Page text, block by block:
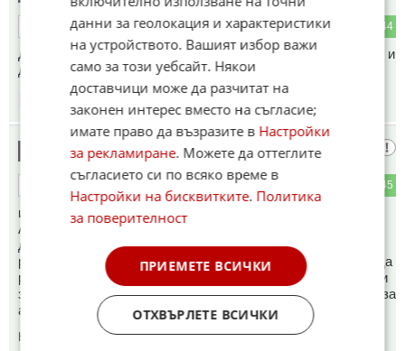
44
ОТГОВОР
Да сравним данъците когато сме били под търско робство и
данъците сега, да не се окаже че сега е по лошо ?
лицемерен чужд агент
45
искам първо вълросния Ганев от ИПИ който е на
АМЕРИКАНСКА заплата, сиреч американския
данъкоплатец му плаща плюс Сорос, да обясни защо
работи за чужда държава, и защо чужда държава плаща да
работи в България? значи било проблем увеличените пари
за администрацията, но не са проблем двокния БЮДЕЖТ за
американско оръжие и заем от 90 млрд за украйна!
Коментиран от #61
данни за геолокация и характеристики
на устройството. Вашият избор важи
само за този уебсайт. Някои
доставчици може да разчитат на
законен интерес вместо на съгласие;
имате право да възразите в Настройки
за рекламиране. Можете да оттеглите
съгласието си по всяко време в
Настройки на бисквитките. Политика
за поверителност
ПРИЕМЕТЕ ВСИЧКИ
ОТХВЪРЛЕТЕ ВСИЧКИ